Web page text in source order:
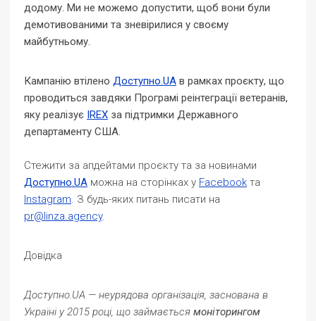
додому. Ми не можемо допустити, щоб вони були
демотивованими та зневірилися у своєму
майбутньому.
Кампанію втілено Доступно.UA в рамках проєкту, що
проводиться завдяки Програмі реінтеграції ветеранів,
яку реалізує IREX за підтримки Державного
департаменту США.
Стежити за апдейтами проєкту та за новинами
Доступно.UA можна на сторінках у Facebook та
Instagram. З будь-яких питань писати на
pr@linza.agency.
Довідка
Доступно.UA — неурядова організація, заснована в
Україні у 2015 році, що займається моніторингом